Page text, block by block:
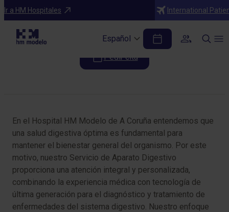
Ir a HM Hospitales International
Español
Especialidades
Aparato Digestivo
Pedir cita
En el Hospital HM Modelo de A Coruña entendemos que
una salud digestiva óptima es fundamental para
mantener el bienestar general del organismo. Por este
motivo, nuestro Servicio de Aparato Digestivo
proporciona una atención integral y personalizada,
combinando la experiencia médica con tecnología de
última generación para el diagnóstico y tratamiento de
enfermedades del sistema digestivo. Nuestro enfoque